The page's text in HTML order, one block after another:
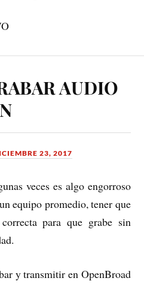
AUDIO
23, 2017
veces es algo engorroso
equipo promedio, tener que
para que grabe sin
y transmitir en OpenBroad